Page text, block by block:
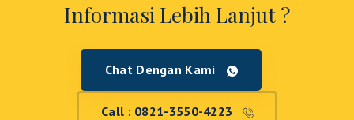
Informasi Lebih Lanjut ?
Chat Dengan Kami
Call : 0821-3550-4223